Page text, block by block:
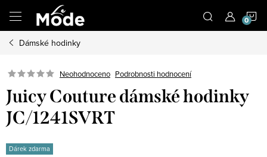
obsah
Dámské hodinky
Neohodnoceno Podrobnosti hodnocení
Juicy Couture dámské hodinky
JC/1241SVRT
Dárek zdarma